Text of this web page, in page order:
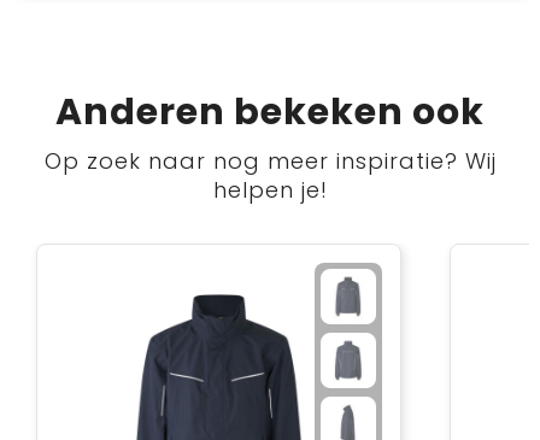
Anderen bekeken ook
Op zoek naar nog meer inspiratie? Wij
helpen je!